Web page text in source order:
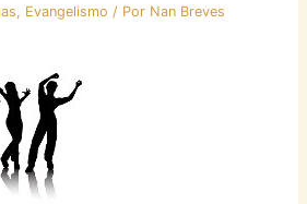
, Evangelismo / Por Nan Breves